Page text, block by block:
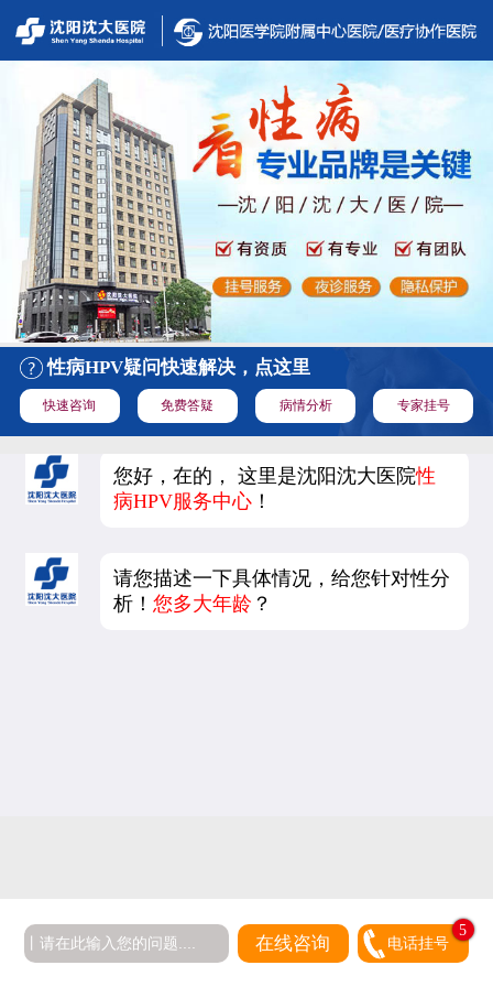
性病HPV疑问快速解决，点这里
快速咨询 免费答疑 病情分析 专家挂号
您好，在的， 这里是沈阳沈大医院性
病HPV服务中心 ！
请您描述一下具体情况，给您针对性分
析！您多大年龄 ？
在线咨询 电话挂号
5